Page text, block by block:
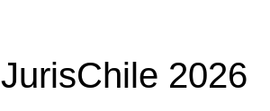
JurisChile 2026